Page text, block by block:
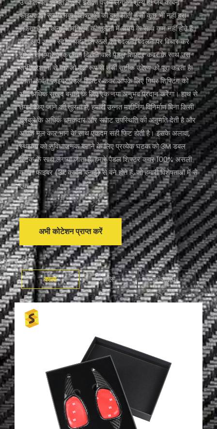
उच्च तन्यता शक्ति है और इसका वजन लगभग शून्य है! जब कार्बन
फाइबर की सुरक्षात्मक विशेषताओं की बात आती है तो कुछ भी नहीं हरा
सकता है जो अन्य सामग्रियों की तुलना में समय के साथ कम नहीं होते हैं।
यदि आप अपने स्टॉक पैडल शिफ्टर्स को बदलने/बदलने पर विचार कर
रहे हैं, तो हमारे आक्रामक दिखने वाले पैडल शिफ्टर कवर के साथ उस
सभी परेशानी से बचें जो मूल रूप से उसी सटीक उद्देश्य को पूरा करता है!
शाशा कार्बन फाइबर पैडल शिफ्टर कवर आपके लिए गियर शिफ्टिंग को
और अधिक सुखद बनाने के लिए एक नया अनुभव प्रदान करेगा। हाथ से
तैयार किए जाने की तुलना में, हमारी उन्नत मशीनिंग विनिर्माण बिना किसी
बुलबुले के अधिक चमकदार और सपाट उपस्थिति की अनुमति देती है और
आपके मूल कार भाग के साथ एकदम सही फिट होती है। इसके अलावा,
स्थापना को सुविधाजनक बनाने के लिए प्रत्येक घटक को 3M डबल
स्टिक के साथ लगाया जाता है, हमारे पैडल शिफ्टर कवर 100% असली
कार्बन फाइबर (3k कार्बन बुनाई) से बने होते हैं, जो हमारी विशेषताओं में से
एक है।
अभी कोटेशन प्राप्त करें
काला लाल जाली